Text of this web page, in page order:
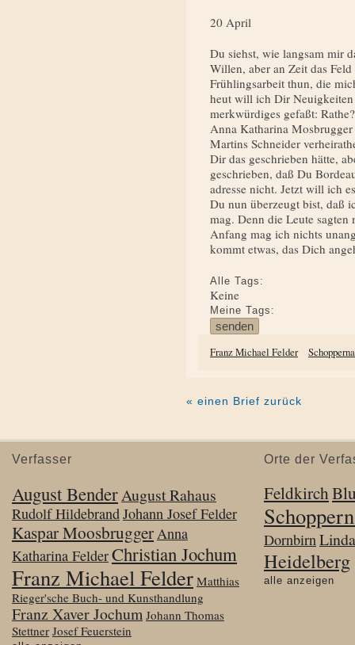
20 April
Du siehst, wie langsam mir
Willen, aber an Zeit das
Frühlingsarbeit thun, die
heut will ich Dir
merkwürdiges gefaßt:
Anna Katharina
Martins Schneider
Dir das geschrieben hätte,
geschrieben, daß Du
adresse nicht. Jetzt will ich
Du nun überzeugt bist, daß
mag. Denn die Leute
Anfang mag ich nichts
kommt etwas, das Dich
Alle Tags:
Keine
Meine Tags:
Franz Michael Felder
« einen Brief zurück
Verfasser
August BenderAugust Rahaus
Rudolf HildebrandJohann Josef Felder
Kaspar MoosbruggerAnna
Katharina FelderChristian Jochum
Franz Michael Felder Matthias
Rieger'sche Buch- und Kunsthandlung
Franz Xaver Jochum Johann Thomas
Stettner Josef Feuerstein
Orte der
Feldkirch
Dornbirn
Heidelberg
alle anzeigen